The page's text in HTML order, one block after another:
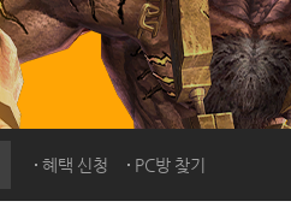
혜택 신청 PC방 찾기
PC방으로간다
통합보급센터